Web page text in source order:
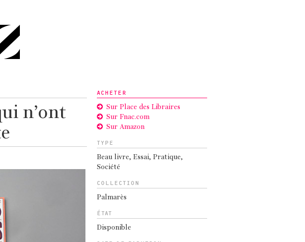
n’ont
ACHETER
Sur Place des Libraires
Sur Fnac.com
Sur Amazon
TYPE
Beau livre, Essai, Pratique,
Société
COLLECTION
Palmarès
ÉTAT
Disponible